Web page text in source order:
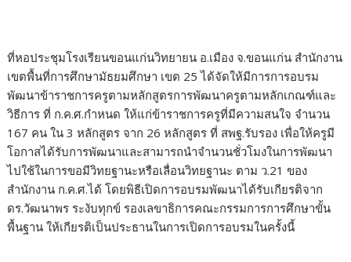
k
ที่หอประชุมโรงเรียนขอนแก่นวิทยายน อ.เมือง จ.ขอนแก่น สำนักงาน
เขตพื้นที่การศึกษามัธยมศึกษา เขต 25 ได้จัดให้มีการการอบรม
พัฒนาข้าราชการครูตามหลักสูตรการพัฒนาครูตามหลักเกณฑ์และ
วิธีการ ที่ ก.ค.ศ.กำหนด ให้แก่ข้าราชการครูที่มีความสนใจ จำนวน
167 คน ใน 3 หลักสูตร จาก 26 หลักสูตร ที่ สพฐ.รับรอง เพื่อให้ครูมี
โอกาสได้รับการพัฒนาและสามารถนำจำนวนชั่วโมงในการพัฒนา
ไปใช้ในการขอมีวิทยฐานะหรือเลื่อนวิทยฐานะ ตาม ว.21 ของ
สำนักงาน ก.ค.ศ.ได้ โดยพิธีเปิดการอบรมพัฒนาได้รับเกียรติจาก
ดร.วัฒนาพร ระงับทุกข์ รองเลขาธิการคณะกรรมการการศึกษาขั้น
พื้นฐาน ให้เกียรติเป็นประธานในการเปิดการอบรมในครั้งนี้